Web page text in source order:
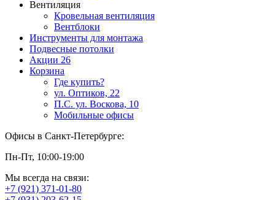
Вентиляция
Кровельная вентиляция
Вентблоки
Инструменты для монтажа
Подвесные потолки
Акции 26
Корзина
Где купить?
ул. Оптиков, 22
П.С. ул. Воскова, 10
Мобильные офисы
Офисы в Санкт-Петербурге:
Пн-Пт, 10:00-19:00
Мы всегда на связи:
+7 (921) 371-01-80